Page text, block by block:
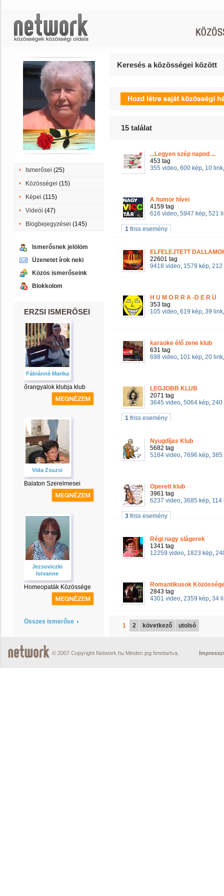
Ismerősei (25)
Közösségei (15)
Képei (115)
Videói (47)
Blogbejegyzései (145)
Ismerősnek jelölöm
Üzenetet írok neki
Közös ismerőseink
Blokkolom
ERZSI ISMERŐSEI
Fábiánné Marika
őrangyalok klubja klub
Vida Zsuzsi
Balaton Szerelmesei
Jezsoviczki
Istvanne
Homeopaták Közössége
Összes ismerőse
Keresés a közösségei között
15 találat
...Legyen szép napod ...
453 tag
355 video, 600 kép, 10 link
A humor hívei
4159 tag
616 video, 5947 kép, 521
1 friss esemény
ELFELEJTETT
22601 tag
9418 video, 1579 kép, 212
H U M O R R A -D E R Ü
353 tag
105 video, 619 kép, 39 link
karaoke élő zene klub
631 tag
698 video, 101 kép, 20 link
LEGJOBB KLUB
2071 tag
3645 video, 5064 kép, 240
1 friss esemény
Nyugdíjas Klub
5682 tag
5184 video, 7696 kép, 385
Operett klub
3961 tag
6237 video, 3685 kép, 114
3 friss esemény
Régi nagy slágerek
1341 tag
12259 video, 1823 kép,
Romantikusok
2843 tag
4301 video, 2359 kép, 34
1 2 következő utolsó
© 2007 Copyright Network.hu Minden jog fenntartva.